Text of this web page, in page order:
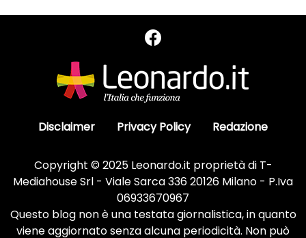
Disclaimer Privacy Policy Redazione
Copyright © 2025 Leonardo.it proprietà di T-
Mediahouse Srl - Viale Sarca 336 20126 Milano - P.Iva
06933670967
Questo blog non è una testata giornalistica, in quanto
viene aggiornato senza alcuna periodicità. Non può